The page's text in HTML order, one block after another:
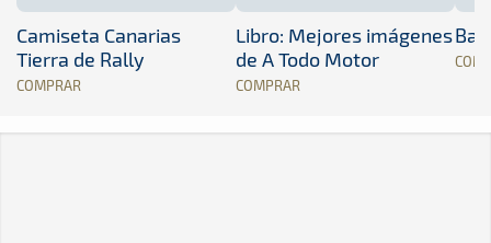
Camiseta Canarias
Tierra de Rally
COMPRAR
Libro: Mejores imágenes
de A Todo Motor
COMPRAR